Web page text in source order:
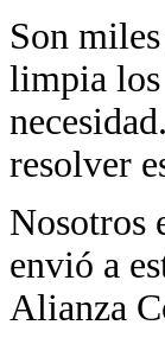
Son
limpia los
resolver
Nosotros
envió a
Alianza